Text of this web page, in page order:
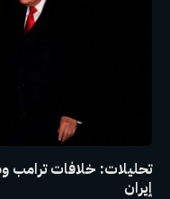
تحليلات: خلافات ترامب
إيران